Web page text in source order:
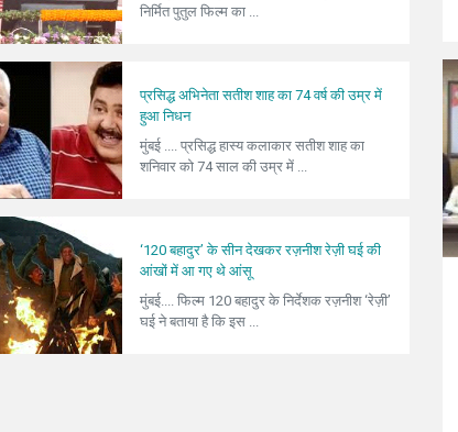
निर्मित पुतुल फिल्म का ...
प्रसिद्ध अभिनेता सतीश शाह का 74 वर्ष की उम्र में
हुआ निधन
मुंबई .... प्रसिद्ध हास्य कलाकार सतीश शाह का
शनिवार को 74 साल की उम्र में ...
‘120 बहादुर’ के सीन देखकर रज़नीश रेज़ी घई की
आंखों में आ गए थे आंसू
मुंबई.... फिल्म 120 बहादुर के निर्देशक रज़नीश ‘रेज़ी’
घई ने बताया है कि इस ...